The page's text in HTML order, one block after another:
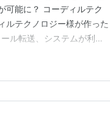
可能に？ コーディルテク
ルテクノロジー様が作った
ル転送、システムが利用
に転送先のLINEグループ